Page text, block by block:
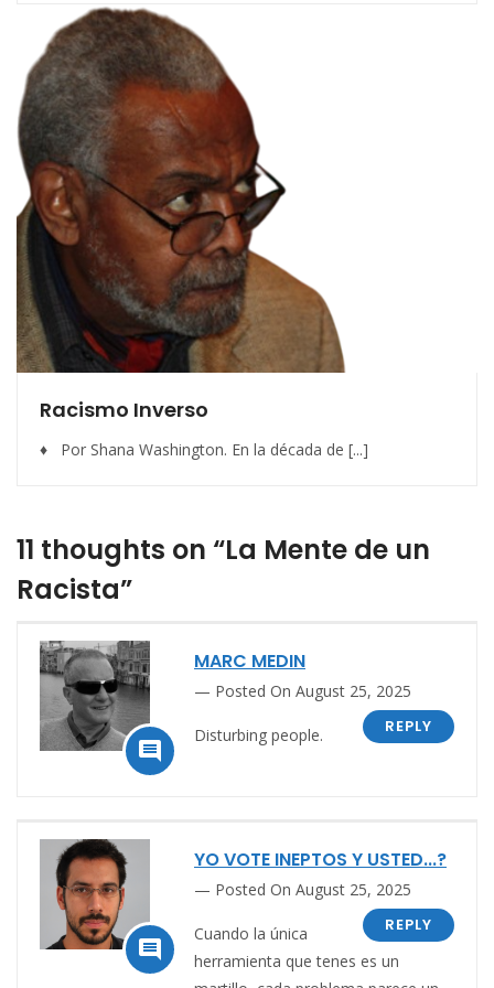
Racismo Inverso
♦ Por Shana Washington. En la década de [...]
11 thoughts on “La Mente de un
Racista”

MARC MEDIN
Posted On August 25, 2025
REPLY
Disturbing people.

YO VOTE INEPTOS Y USTED...?
Posted On August 25, 2025
REPLY
Cuando la única
herramienta que tenes es un